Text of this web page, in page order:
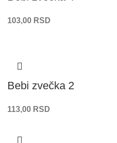
103,00 RSD
Bebi zvečka 2
113,00 RSD